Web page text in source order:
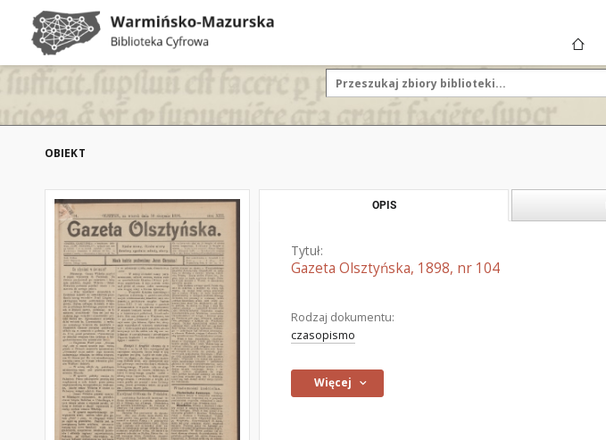
OBIEKT
OPIS
Tytuł:
Gazeta Olsztyńska, 1898, nr 104
Rodzaj dokumentu:
czasopismo
Więcej